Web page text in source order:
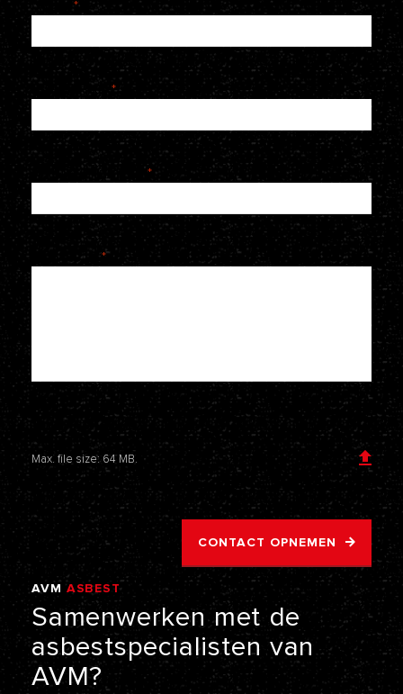
Naam *
E-mailadres *
Telefoonnummer *
Je bericht *
Voeg een bijlage toe
Max. file size: 64 MB.
CONTACT OPNEMEN
AVM ASBEST
VERWIJDERING
Samenwerken met de
asbestspecialisten van
AVM?